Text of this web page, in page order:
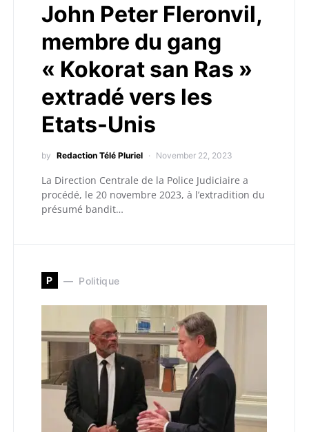
John Peter Fleronvil,
membre du gang
« Kokorat san Ras »
extradé vers les
Etats-Unis
by Redaction Télé Pluriel November 22, 2023
La Direction Centrale de la Police Judiciaire a
procédé, le 20 novembre 2023, à l’extradition du
présumé bandit…
P Politique